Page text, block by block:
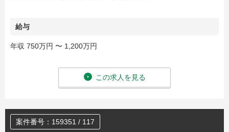
給与
年収 750万円 〜 1,200万円
この求人を見る
案件番号：159351 / 117